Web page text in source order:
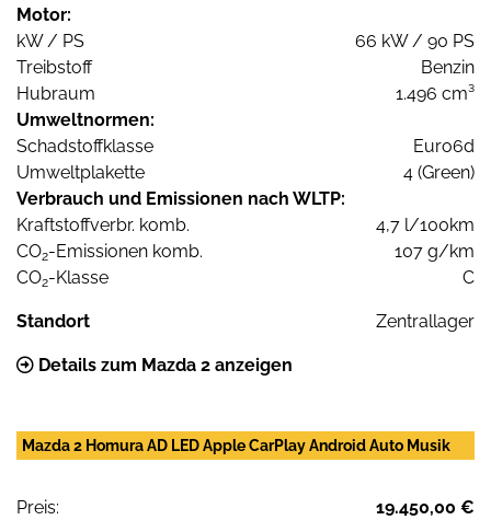
Motor:
kW / PS
66 kW / 90 PS
Treibstoff
Benzin
Hubraum
1.496 cm³
Umweltnormen:
Schadstoffklasse
Euro6d
Umweltplakette
4 (Green)
Verbrauch und Emissionen nach WLTP:
Kraftstoffverbr. komb.
4,7 l/100km
CO2-Emissionen komb.
107 g/km
CO2-Klasse C
Standort Zentrallager
Details zum Mazda 2 anzeigen
Mazda 2 Homura AD LED Apple CarPlay Android Auto Musik
Preis:
19.450,00 €